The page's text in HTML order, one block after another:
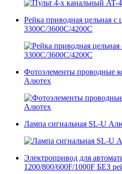
Рейка приводная цельная
3300C/3600C/4200C
Фотоэлементы проводные
Алютех
Лампа сигнальная SL-U
Электропривод для
1200/800/600F/1000F БЕЗ